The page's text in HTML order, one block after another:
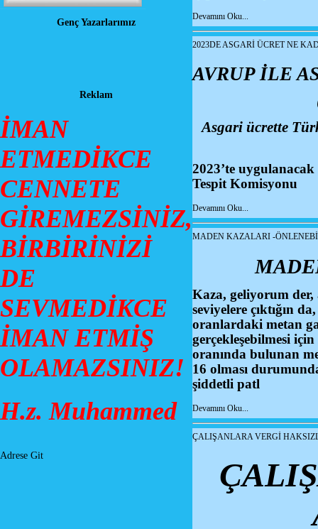
Genç Yazarlarımız
Reklam
İMAN
ETMEDİKCE
CENNETE
GİREMEZSİNİZ,
BİRBİRİNİZİ
DE
SEVMEDİKCE
İMAN ETMİŞ
OLAMAZSINIZ!
H.z. Muhammed
Adrese Git
Devamını Oku...
2023DE ASGARİ ÜCRET NE
AVRUP İLE
Asgari ücrette
2023’te
Tespit Komisyonu
Devamını Oku...
MADEN KAZALARI -
Kaza, geliyorum der,
seviyelere çıktığın
oranlardaki metan
gerçekleşebilmesi
oranında bulunan
16 olması
şiddetli patl
Devamını Oku...
ÇALIŞANLARA VERGİ